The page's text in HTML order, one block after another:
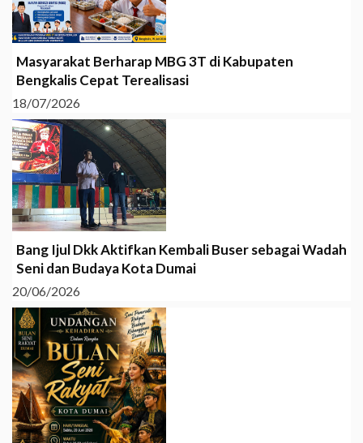
Masyarakat Berharap MBG 3T di Kabupaten
Bengkalis Cepat Terealisasi
18/07/2026
Bang Ijul Dkk Aktifkan Kembali Buser sebagai Wadah
Seni dan Budaya Kota Dumai
20/06/2026